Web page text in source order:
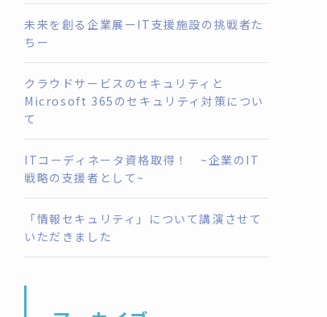
未来を創る企業展ーIT支援施設の挑戦者た
ちー
クラウドサービスのセキュリティと
Microsoft 365のセキュリティ対策につい
て
ITコーディネータ資格取得！ ~企業のIT
戦略の支援者として~
「情報セキュリティ」について講演させて
いただきました